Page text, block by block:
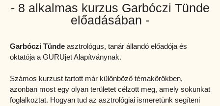
- 8 alkalmas kurzus Garbóczi Tünde
előadásában -
Garbóczi Tünde asztrológus, tanár állandó előadója és
oktatója a GURUjet Alapítványnak.
Számos kurzust tartott már különböző témakörökben,
azonban most egy olyan területet célzott meg, amely sokunkat
foglalkoztat. Hogyan tud az asztrológiai ismeretünk segíteni